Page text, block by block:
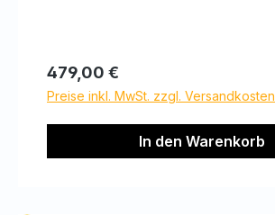
Regulärer Preis:
479,00 €
Preise inkl. MwSt. zzgl. Versandkosten
In den Warenkorb